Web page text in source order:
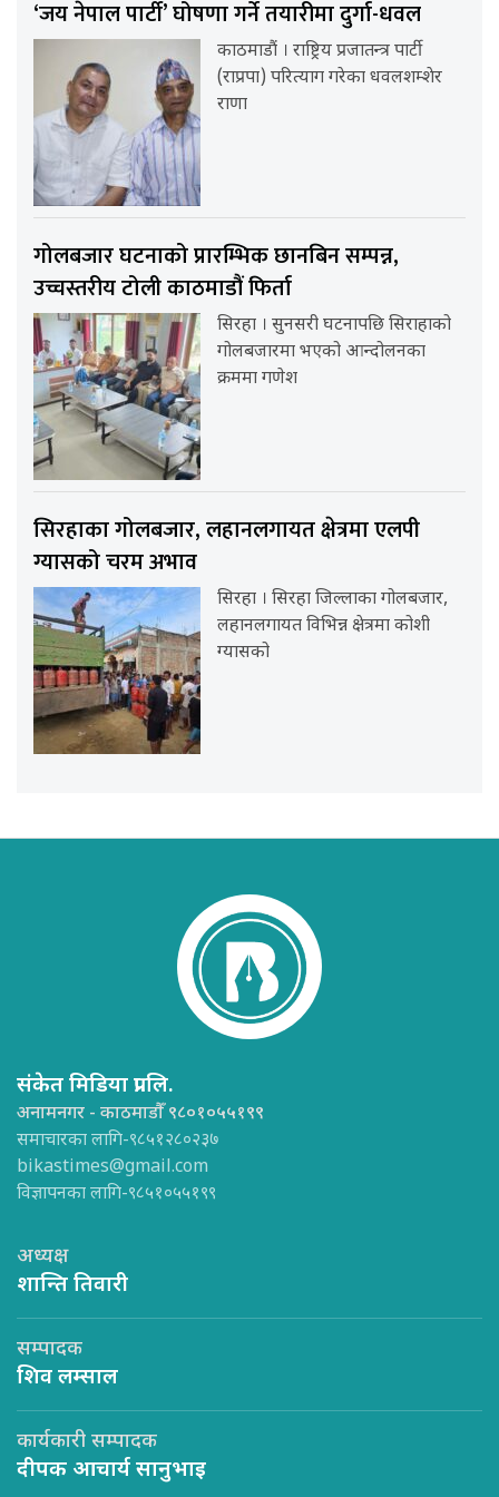
‘जय नेपाल पार्टी’ घोषणा गर्ने तयारीमा दुर्गा-धवल
काठमाडौं । राष्ट्रिय प्रजातन्त्र पार्टी
(राप्रपा) परित्याग गरेका धवलशम्शेर
राणा
गोलबजार घटनाको प्रारम्भिक छानबिन सम्पन्न,
उच्चस्तरीय टोली काठमाडौं फिर्ता
सिरहा । सुनसरी घटनापछि सिराहाको
गोलबजारमा भएको आन्दोलनका
क्रममा गणेश
सिरहाका गोलबजार, लहानलगायत क्षेत्रमा एलपी
ग्यासको चरम अभाव
सिरहा । सिरहा जिल्लाका गोलबजार,
लहानलगायत विभिन्न क्षेत्रमा कोशी
ग्यासको
संकेत मिडिया प्रा.लि.
अनामनगर - काठमाडौँ ९८०१०५५१९९
समाचारका लागि-९८५१२८०२३७
bikastimes@gmail.com
विज्ञापनका लागि-९८५१०५५१९९
अध्यक्ष
शान्ति तिवारी
सम्पादक
शिव लम्साल
कार्यकारी सम्पादक
दीपक आचार्य सानुभाइ